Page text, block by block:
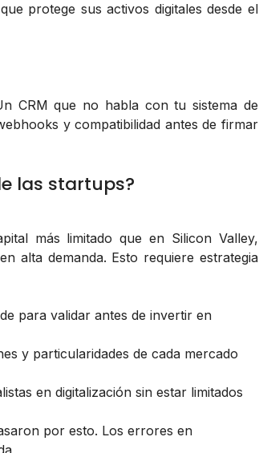
protege sus activos digitales desde el
CRM que no habla con tu sistema de
y compatibilidad antes de firmar
las startups?
más limitado que en Silicon Valley,
alta demanda. Esto requiere estrategia
para validar antes de invertir en
y particularidades de cada mercado
en digitalización sin estar limitados
por esto. Los errores en